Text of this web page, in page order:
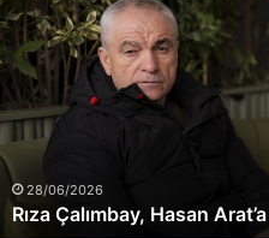
Çalımbay,
Hasan
Arat’a
püskürdü!
28/06/2026
Rıza Çalımbay, Hasan